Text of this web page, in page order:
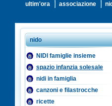
ultim'ora associazione
nido
NIDI famiglie insieme
spazio infanzia solesale
nidi in famiglia
canzoni e filastrocche
ricette